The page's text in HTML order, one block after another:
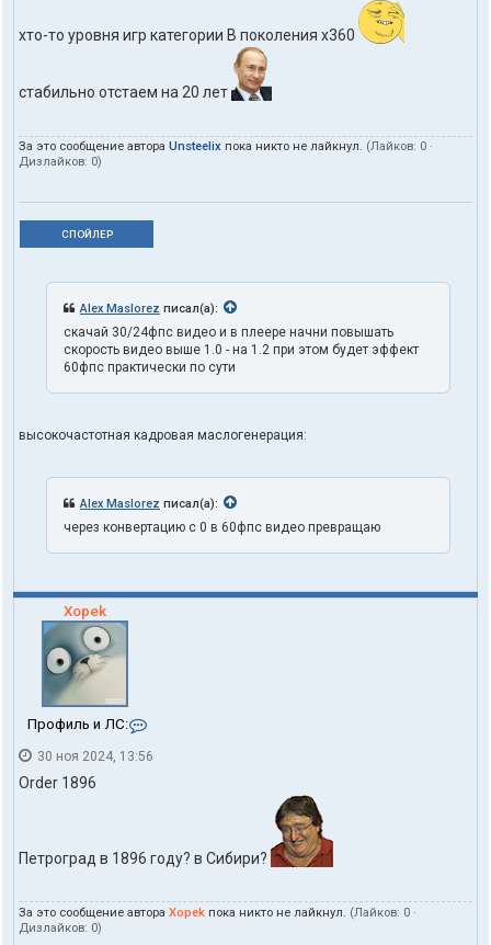
xто-то уровня игр категории B поколения x360
стабильно отстаем на 20 лет
За это сообщение автора Unsteelix пока никто не лайкнул. (Лайков: 0 ·
Дизлайков: 0)
СПОЙЛЕР
Alex Maslorez писал(а):
скачай 30/24фпс видео и в плеере начни повышать
скорость видео выше 1.0 - на 1.2 при этом будет эффект
60фпс практически по сути
высокочастотная кадровая маслогенерация:
Alex Maslorez писал(а):
через конвертацию с 0 в 60фпс видео превращаю
Xopek
Профиль и ЛС:
н
п
л
ь
30 ноя 2024, 13:56
Order 1896
Петроград в 1896 году? в Сибири?
За это сообщение автора Xopek пока никто не лайкнул. (Лайков: 0 ·
Дизлайков: 0)